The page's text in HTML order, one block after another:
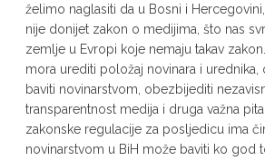
želimo naglasiti da u Bosni i
nije donijet zakon o medijima, što nas
zemlje u Evropi koje nemaju takav
mora urediti položaj novinara i
baviti novinarstvom, obezbijediti
transparentnost medija i druga važna
zakonske regulacije za posljedicu ima
novinarstvom u BiH može baviti ko god